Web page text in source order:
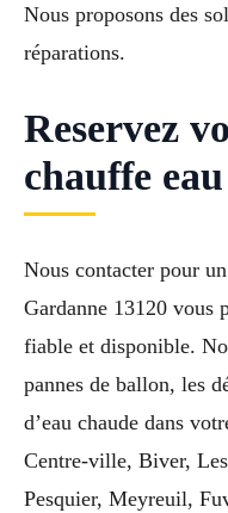
Nous proposons des
réparations.
Reservez
chauffe
Nous contacter pour
Gardanne 13120 vous
fiable et disponible.
pannes de ballon, les
d’eau chaude dans
Centre-ville, Biver,
Pesquier, Meyreuil,